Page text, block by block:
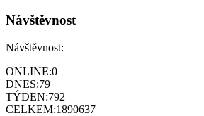
Návštěvnost
Návštěvnost:
ONLINE:0
DNES:79
TÝDEN:792
CELKEM:1890637